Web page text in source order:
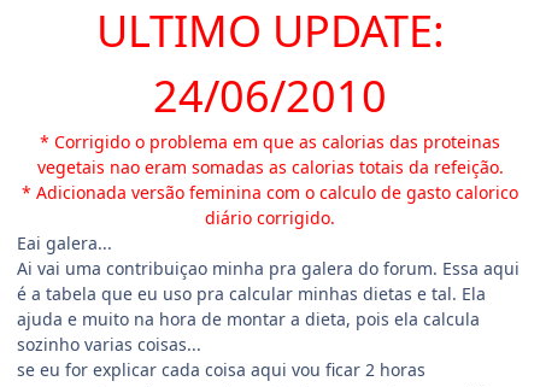
ULTIMO UPDATE:
24/06/2010
* Corrigido o problema em que as calorias das proteinas
vegetais nao eram somadas as calorias totais da refeição.
* Adicionada versão feminina com o calculo de gasto calorico
diário corrigido.
Eai galera...
Ai vai uma contribuiçao minha pra galera do forum. Essa aqui
é a tabela que eu uso pra calcular minhas dietas e tal. Ela
ajuda e muito na hora de montar a dieta, pois ela calcula
sozinho varias coisas...
se eu for explicar cada coisa aqui vou ficar 2 horas